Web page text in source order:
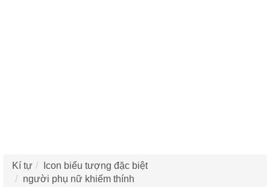
Kí tự
Icon biểu tượng đặc biệt
người phụ nữ khiếm thính